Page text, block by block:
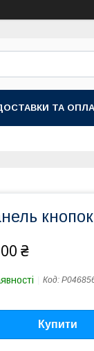
ТА
₴
Код:
Купити